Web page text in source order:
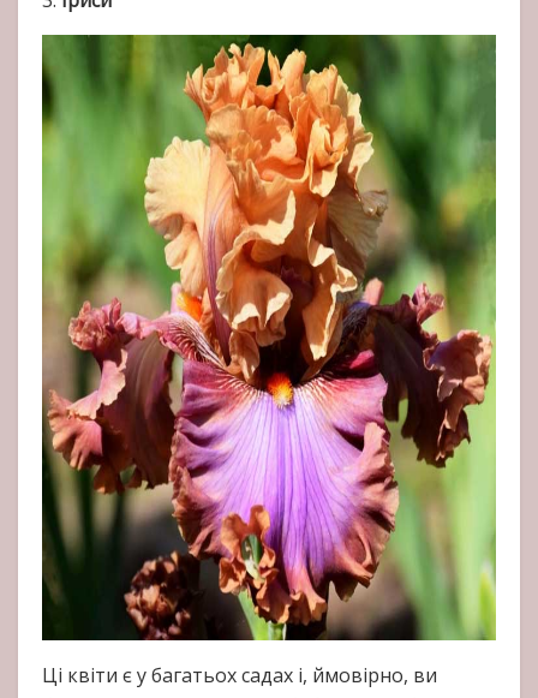
Ці квіти є у багатьох садах і, ймовірно, ви